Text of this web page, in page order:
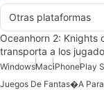
Otras plataformas
Oceanhorn 2: Knights
transporta a los
WindowsMaciPhonePlay
Juegos De Fantas�a